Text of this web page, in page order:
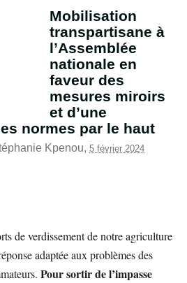
Mobilisation
transpartisane à
l’Assemblée
nationale en
faveur des
mesures miroirs
et d’une
normes par le haut
Kpenou, 5 février 2024
de verdissement de notre agriculture
adaptée aux problèmes des
Pour sortir de l’impasse